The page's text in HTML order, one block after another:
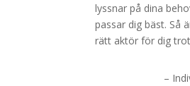
lyssnar på dina
passar dig bäst. Så
rätt aktör för dig
–